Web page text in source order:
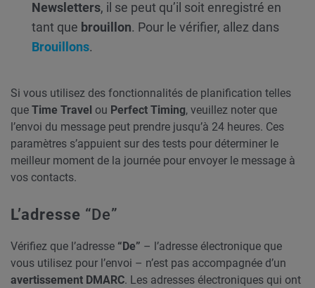
Newsletters, il se peut qu’il soit enregistré en
tant que brouillon. Pour le vérifier, allez dans
Brouillons.
Si vous utilisez des fonctionnalités de planification telles
que Time Travel ou Perfect Timing, veuillez noter que
l’envoi du message peut prendre jusqu’à 24 heures. Ces
paramètres s’appuient sur des tests pour déterminer le
meilleur moment de la journée pour envoyer le message à
vos contacts.
L’adresse “De”
Vérifiez que l’adresse “De” – l’adresse électronique que
vous utilisez pour l’envoi – n’est pas accompagnée d’un
avertissement DMARC. Les adresses électroniques qui ont